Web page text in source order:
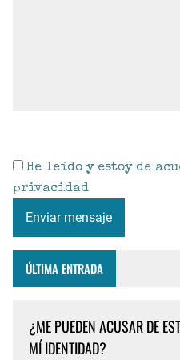
He leído y estoy de
privacidad
Enviar mensaje
ÚLTIMA ENTRADA
¿ME PUEDEN ACUSAR DE
MÍ IDENTIDAD?